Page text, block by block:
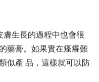
膚生長的過程中也會很
藥膏。如果實在瘙癢難
似產 品，這樣就可以防